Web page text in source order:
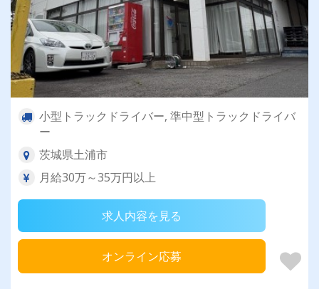
小型トラックドライバー, 準中型トラックドライバ
ー
茨城県土浦市
月給30万～35万円以上
求人内容を見る
オンライン応募